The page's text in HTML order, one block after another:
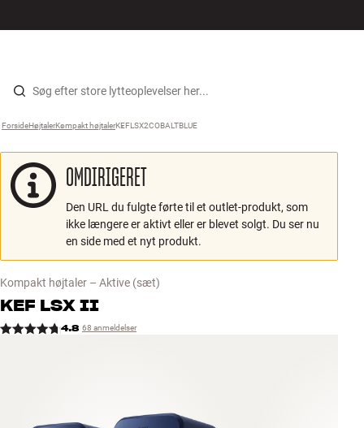
Gå til indhold
Højtaler
Høretelefoner
Surround
TV
Systemer
Kabler
INSPIRATION
Forside ›
Højtaler ›
Kompakt højtaler ›
KEFLSX2COBALTBLUE
OMDIRIGERET
Den URL du fulgte førte til et outlet-produkt, som
ikke længere er aktivt eller er blevet solgt. Du ser nu
en side med et nyt produkt.
Kompakt højtaler – Aktive (sæt)
KEF LSX II
4.8 68 anmeldelser